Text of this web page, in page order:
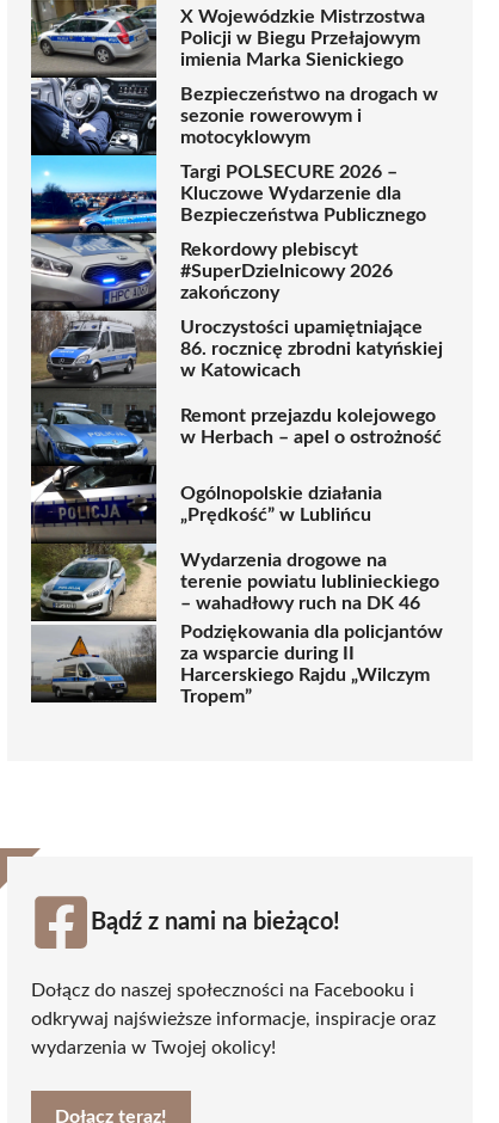
X Wojewódzkie Mistrzostwa
Policji w Biegu Przełajowym
imienia Marka Sienickiego
Bezpieczeństwo na drogach w
sezonie rowerowym i
motocyklowym
Targi POLSECURE 2026 –
Kluczowe Wydarzenie dla
Bezpieczeństwa Publicznego
Rekordowy plebiscyt
#SuperDzielnicowy 2026
zakończony
Uroczystości upamiętniające
86. rocznicę zbrodni katyńskiej
w Katowicach
Remont przejazdu kolejowego
w Herbach – apel o ostrożność
Ogólnopolskie działania
„Prędkość” w Lublińcu
Wydarzenia drogowe na
terenie powiatu lublinieckiego
– wahadłowy ruch na DK 46
Podziękowania dla policjantów
za wsparcie during II
Harcerskiego Rajdu „Wilczym
Tropem”
Bądź z nami na bieżąco!
Dołącz do naszej społeczności na Facebooku i
odkrywaj najświeższe informacje, inspiracje oraz
wydarzenia w Twojej okolicy!
Dołącz teraz!